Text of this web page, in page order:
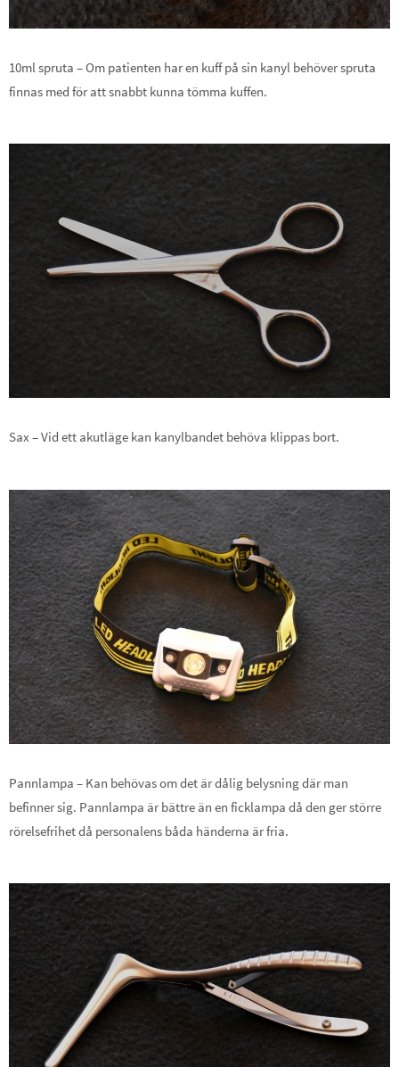
10ml spruta – Om patienten har en kuff på sin kanyl behöver spruta
finnas med för att snabbt kunna tömma kuffen.
Sax – Vid ett akutläge kan kanylbandet behöva klippas bort.
Pannlampa – Kan behövas om det är dålig belysning där man
befinner sig. Pannlampa är bättre än en ficklampa då den ger större
rörelsefrihet då personalens båda händerna är fria.